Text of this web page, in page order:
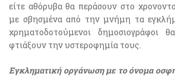
είτε αθόρυβα θα περάσουν στο
με σβησμένα από την μνήμη τα
χρηματοδοτούμενοι δημοσιογράφοι
φτιάξουν την υστεροφημία τους.
Εγκληματική οργάνωση με το όνομα